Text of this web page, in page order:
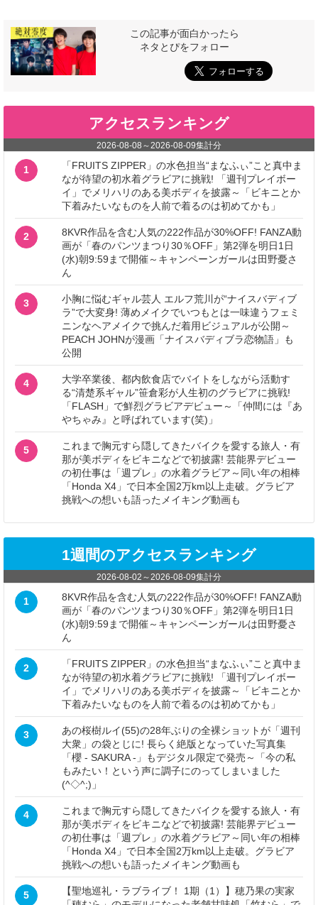
この記事が面白かったら
ネタとぴをフォロー
アクセスランキング
2026-08-08 ～2026-08-09集計分
1
「FRUITS ZIPPER」の水色担当“まなふぃ”こと真中ま
なが待望の初水着グラビアに挑戦! 「週刊プレイボー
イ」でメリハリのある美ボディを披露～「ビキニとか
下着みたいなものを人前で着るのは初めてかも」
2
8KVR作品を含む人気の222作品が30%OFF! FANZA動
画が「春のパンツまつり30％OFF」第2弾を明日1日
(水)朝9:59まで開催～キャンペーンガールは田野憂さ
ん
3
小胸に悩むギャル芸人 エルフ荒川が“ナイスバディブ
ラ”で大変身! 薄めメイクでいつもとは一味違うフェミ
ニンなヘアメイクで挑んだ着用ビジュアルが公開～
PEACH JOHNが漫画「ナイスバディブラ恋物語」も
公開
4
大学卒業後、都内飲食店でバイトをしながら活動す
る“清楚系ギャル”笹倉彩が人生初のグラビアに挑戦!
「FLASH」で鮮烈グラビアデビュー～「仲間には『あ
やちゃみ』と呼ばれています(笑)」
5
これまで胸元すら隠してきたバイクを愛する旅人・有
那が美ボディをビキニなどで初披露! 芸能界デビュー
の初仕事は「週プレ」の水着グラビア～同い年の相棒
「Honda X4」で日本全国2万km以上走破。グラビア
挑戦への想いも語ったメイキング動画も
1週間のアクセスランキング
2026-08-02 ～2026-08-09集計分
1
8KVR作品を含む人気の222作品が30%OFF! FANZA動
画が「春のパンツまつり30％OFF」第2弾を明日1日
(水)朝9:59まで開催～キャンペーンガールは田野憂さ
ん
2
「FRUITS ZIPPER」の水色担当“まなふぃ”こと真中ま
なが待望の初水着グラビアに挑戦! 「週刊プレイボー
イ」でメリハリのある美ボディを披露～「ビキニとか
下着みたいなものを人前で着るのは初めてかも」
3
あの桜樹ルイ(55)の28年ぶりの全裸ショットが「週刊
大衆」の袋とじに! 長らく絶版となっていた写真集
「櫻 - SAKURA -」もデジタル限定で発売～「今の私
もみたい！という声に調子にのってしまいました
(^◇^;)」
4
これまで胸元すら隠してきたバイクを愛する旅人・有
那が美ボディをビキニなどで初披露! 芸能界デビュー
の初仕事は「週プレ」の水着グラビア～同い年の相棒
「Honda X4」で日本全国2万km以上走破。グラビア
挑戦への想いも語ったメイキング動画も
5
【聖地巡礼・ラブライブ！ 1期（1）】穂乃果の実家